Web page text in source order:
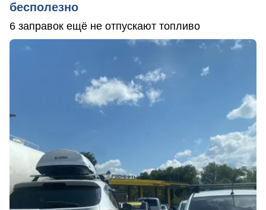
бесполезно
6 заправок ещё не отпускают топливо